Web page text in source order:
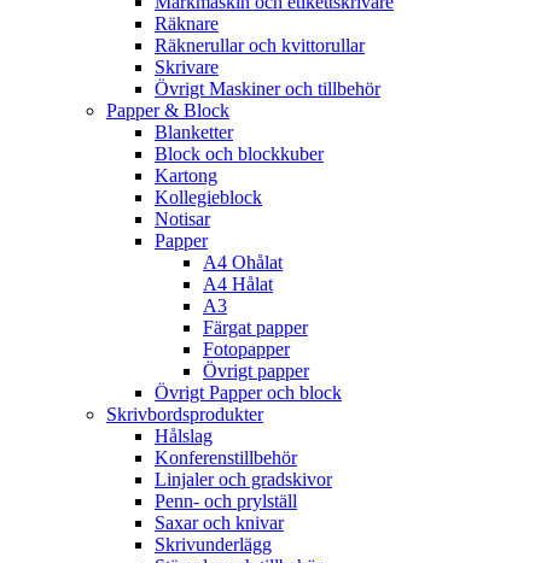
Räknare
Räknerullar och kvittorullar
Skrivare
Övrigt Maskiner och tillbehör
Papper & Block
Blanketter
Block och blockkuber
Kartong
Kollegieblock
Notisar
Papper
A4 Ohålat
A4 Hålat
A3
Färgat papper
Fotopapper
Övrigt papper
Övrigt Papper och block
Skrivbordsprodukter
Hålslag
Konferenstillbehör
Linjaler och gradskivor
Penn- och prylställ
Saxar och knivar
Skrivunderlägg